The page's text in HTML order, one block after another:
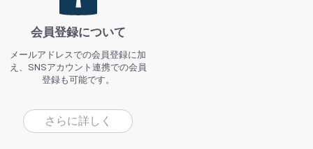
会員登録について
メールアドレスでの会員登録に加
え、SNSアカウント連携での会員
登録も可能です。
さらに詳しく